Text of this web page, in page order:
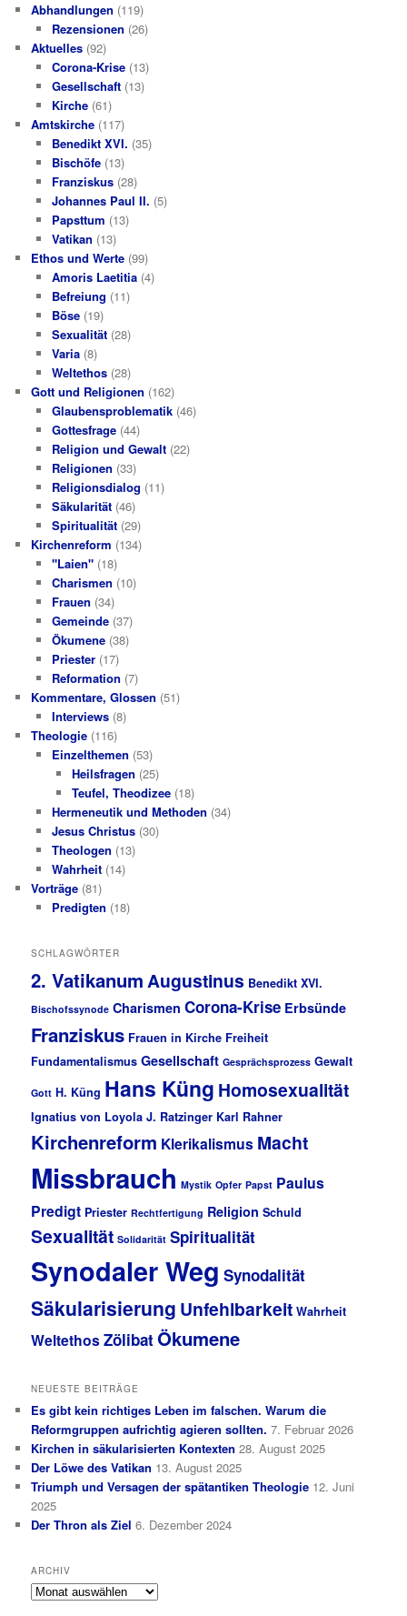
Abhandlungen (119)
Rezensionen (26)
Aktuelles (92)
Corona-Krise(13)
Gesellschaft(13)
Kirche(61)
Amtskirche (117)
Benedikt XVI. (35)
Bischöfe(13)
Franziskus(28)
Johannes Paul II. (5)
Papsttum (13)
Vatikan (13)
Ethos und Werte (99)
Amoris Laetitia(4)
Befreiung (11)
Böse(19)
Sexualität(28)
Varia(8)
Weltethos(28)
Gott und Religionen (162)
Glaubensproblematik(46)
Gottesfrage(44)
Religion und Gewalt(22)
Religionen (33)
Religionsdialog (11)
Säkularität(46)
Spiritualität(29)
Kirchenreform (134)
"Laien"(18)
Charismen (10)
Frauen (34)
Gemeinde(37)
Ökumene(38)
Priester(17)
Reformation (7)
Kommentare, Glossen (51)
Interviews(8)
Theologie (116)
Einzelthemen (53)
Heilsfragen (25)
Teufel, Theodizee (18)
Hermeneutik und Methoden (34)
Jesus Christus(30)
Theologen (13)
Wahrheit(14)
Vorträge (81)
Predigten (18)
SCHLAGWÖRTER
2. VatikanumAugustinus Benedikt XVI.
Bischofssynode Charismen Corona-Krise Erbsünde
Franziskus Frauen in Kirche Freiheit
Fundamentalismus Gesellschaft Gesprächsprozess Gewalt
Gott H. Küng Hans Küng Homosexualität
Ignatius von Loyola J. Ratzinger Karl Rahner
Kirchenreform Klerikalismus Macht
Missbrauch Mystik Opfer Papst Paulus
Predigt Priester Rechtfertigung Religion Schuld
Sexualität Solidarität Spiritualität
Synodaler Weg Synodalität
Säkularisierung Unfehlbarkeit Wahrheit
WeltethosZölibatÖkumene
NEUESTE BEITRÄGE
Es gibt kein richtiges Leben im falschen. Warum die
Reformgruppen aufrichtig agieren sollten. 7. Februar 2026
Kirchen in säkularisierten Kontexten 28. August 2025
Der Löwe des Vatikan 13. August 2025
Triumph und Versagen der spätantiken Theologie 12. Juni
2025
Der Thron als Ziel 6. Dezember 2024
ARCHIV
Archiv